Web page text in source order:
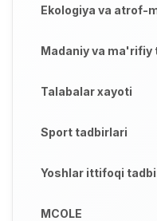
Ekologiya va atrof-
Madaniy va ma'rifiy
Talabalar xayoti
Sport tadbirlari
Yoshlar ittifoqi
MCOLE